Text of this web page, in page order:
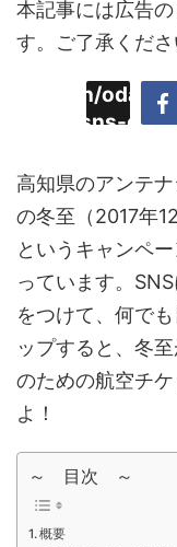
本記事には広告
す。ご了承くださ
sns-
高知県のアンテ
の冬至（2017年
というキャンペ
っています。
をつけて、何で
ップすると、冬
のための航空チ
よ！
～ 目次 ～
概要